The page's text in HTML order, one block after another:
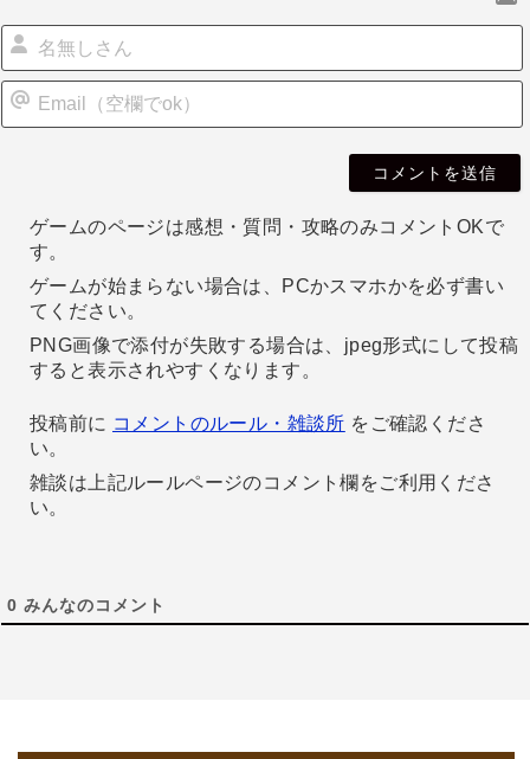
ゲームのページは感想・質問・攻略のみコメントOKで
す。
ゲームが始まらない場合は、PCかスマホかを必ず書い
てください。
PNG画像で添付が失敗する場合は、jpeg形式にして投稿
すると表示されやすくなります。
投稿前に コメントのルール・雑談所 をご確認くださ
い。
雑談は上記ルールページのコメント欄をご利用くださ
い。
0 みんなのコメント